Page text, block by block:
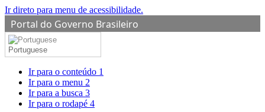
Ir direto para menu de acessibilidade.
Portal do Governo Brasileiro
Portuguese
Ir para o conteúdo 1
Ir para o menu 2
Ir para a busca 3
Ir para o rodapé 4